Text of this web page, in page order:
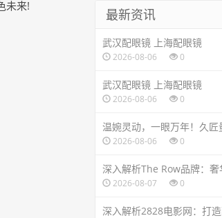
未来!
最新资讯
武汉配眼镜 上海配眼镜
2026-08-06 0
武汉配眼镜 上海配眼镜
2026-08-06 0
温婉灵动，一眼万年！久匠
2026-08-06 0
深入解析The Row品牌：奢
2026-08-07 0
深入解析2828电影网：打造